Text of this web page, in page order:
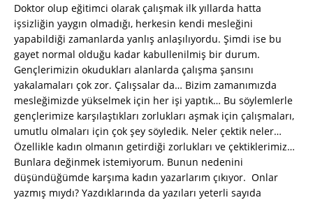
Doktor olup eğitimci olarak çalışmak ilk yıllarda hatta
işsizliğin yaygın olmadığı, herkesin kendi mesleğini
yapabildiği zamanlarda yanlış anlaşılıyordu. Şimdi ise bu
gayet normal olduğu kadar kabullenilmiş bir durum.
Gençlerimizin okudukları alanlarda çalışma şansını
yakalamaları çok zor. Çalışsalar da… Bizim zamanımızda
mesleğimizde yükselmek için her işi yaptık… Bu söylemlerle
gençlerimize karşılaştıkları zorlukları aşmak için çalışmaları,
umutlu olmaları için çok şey söyledik. Neler çektik neler…
Özellikle kadın olmanın getirdiği zorlukları ve çektiklerimiz…
Bunlara değinmek istemiyorum. Bunun nedenini
düşündüğümde karşıma kadın yazarlarım çıkıyor. Onlar
yazmış mıydı? Yazdıklarında da yazıları yeterli sayıda